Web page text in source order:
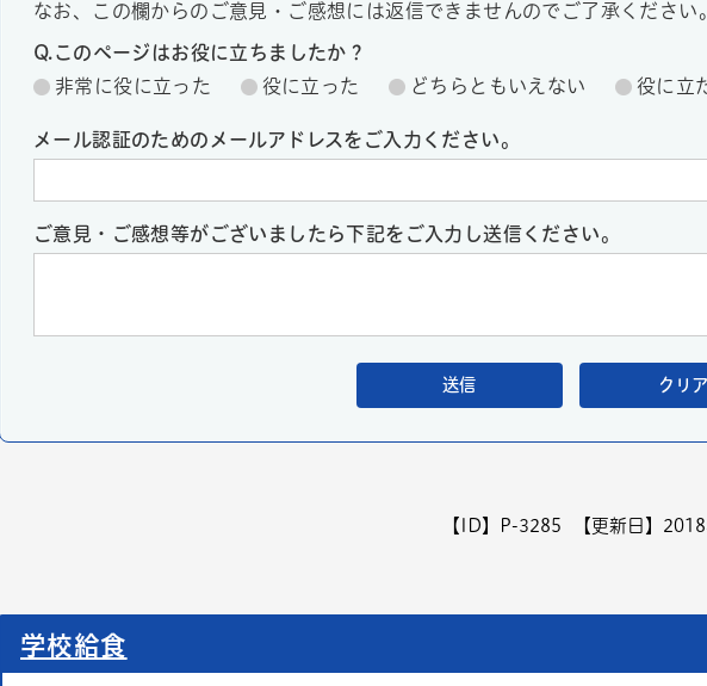
なお、この欄からのご意見・ご感想には返信できませんのでご了承ください。
Q.このページはお役に立ちましたか？
非常に役に立った
役に立った どちらともいえない 役に立
メール認証のためのメールアドレスをご入力ください。
ご意見・ご感想等がございましたら下記をご入力し送信ください。
【ID】 P-3285 【更新日】
学校給食